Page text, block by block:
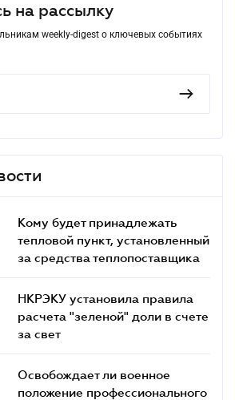
на рассылку
weekly-digest о ключевых событиях
Кому будет принадлежать
тепловой пункт, установленный
за средства теплопоставщика
НКРЭКУ установила правила
расчета "зеленой" доли в счете
за свет
Освобождает ли военное
положение профессионального